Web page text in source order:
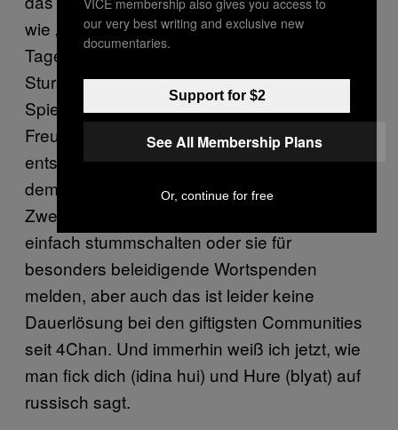
wie „Beaner” oder „Wetback” sind hier an der
Tagesordnung. Moba-Spieler gehören zu den
Stursten und lassen sich nichts von anderen
Spielern erzählen. Auch unter Real-Life-
Freunden sind schon hitzige Wortgefechte
entstanden die in Freundschaftspausen oder
dem trotzigen Alleine-Spielen enden. Im
Zweifelsfall kann man einzelne Spieler auch
einfach stummschalten oder sie für
besonders beleidigende Wortspenden
melden, aber auch das ist leider keine
Dauerlösung bei den giftigsten Communities
seit 4Chan. Und immerhin weiß ich jetzt, wie
man fick dich (idina hui) und Hure (blyat) auf
russisch sagt.
our very best writing and exclusive new
documentaries.
Support for $2
See All Membership Plans
Or, continue for free